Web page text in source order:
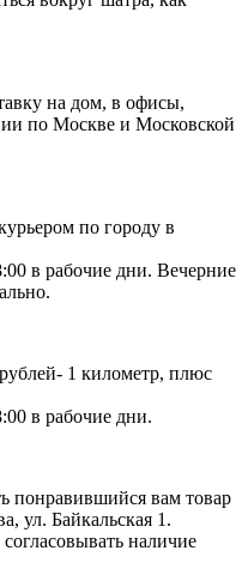
на дом, в офисы,
по Москве и Московской
по городу в
в рабочие дни. Вечерние
1 километр, плюс
в рабочие дни.
понравившийся вам товар
ул. Байкальская 1.
наличие